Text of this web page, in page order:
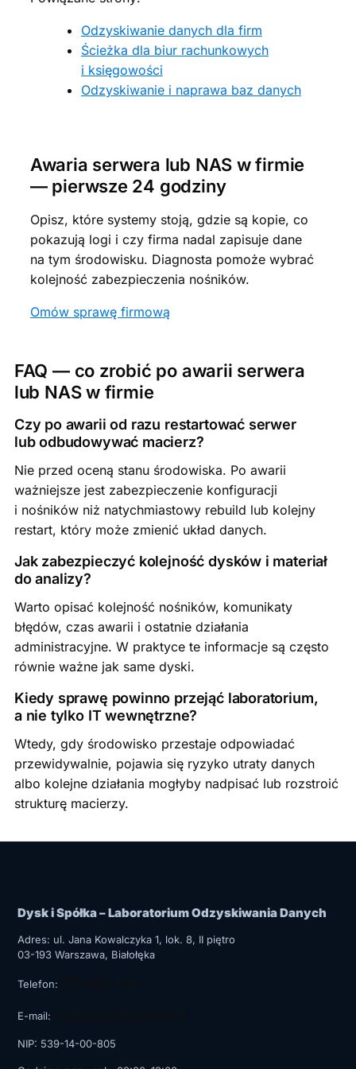
Odzyskiwanie danych dla firm
Ścieżka dla biur rachunkowych
i księgowości
Odzyskiwanie i naprawa baz danych
Awaria serwera lub NAS w firmie
— pierwsze 24 godziny
Opisz, które systemy stoją, gdzie są kopie, co
pokazują logi i czy firma nadal zapisuje dane
na tym środowisku. Diagnosta pomoże wybrać
kolejność zabezpieczenia nośników.
Omów sprawę firmową
FAQ — co zrobić po awarii serwera
lub NAS w firmie
Czy po awarii od razu restartować serwer
lub odbudowywać macierz?
Nie przed oceną stanu środowiska. Po awarii
ważniejsze jest zabezpieczenie konfiguracji
i nośników niż natychmiastowy rebuild lub kolejny
restart, który może zmienić układ danych.
Jak zabezpieczyć kolejność dysków i materiał
do analizy?
Warto opisać kolejność nośników, komunikaty
błędów, czas awarii i ostatnie działania
administracyjne. W praktyce te informacje są często
równie ważne jak same dyski.
Kiedy sprawę powinno przejąć laboratorium,
a nie tylko IT wewnętrzne?
Wtedy, gdy środowisko przestaje odpowiadać
przewidywalnie, pojawia się ryzyko utraty danych
albo kolejne działania mogłyby nadpisać lub rozstroić
strukturę macierzy.
Dysk i Spółka – Laboratorium Odzyskiwania Danych
Adres: ul. Jana Kowalczyka 1, lok. 8, II piętro
03-193 Warszawa, Białołęka
Telefon:
E-mail:
NIP: 539-14-00-805